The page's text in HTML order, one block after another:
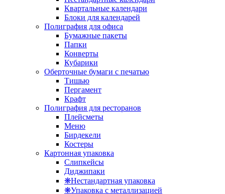
Квартальные календари
Блоки для календарей
Полиграфия для офиса
Бумажные пакеты
Папки
Конверты
Кубарики
Оберточные бумаги с печатью
Тишью
Пергамент
Крафт
Полиграфия для ресторанов
Плейсметы
Меню
Бирдекели
Костеры
Картонная упаковка
Слипкейсы
Диджипаки
❋Нестандартная упаковка
❋Упаковка с металлизацией